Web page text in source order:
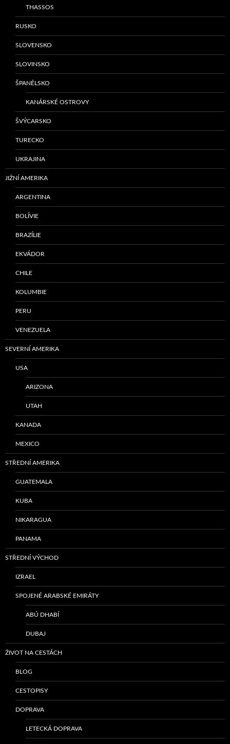
THASSOS
RUSKO
SLOVENSKO
SLOVINSKO
ŠPANĚLSKO
KANÁRSKÉ OSTROVY
ŠVÝCARSKO
TURECKO
UKRAJINA
JIŽNÍ AMERIKA
ARGENTINA
BOLÍVIE
BRAZÍLIE
EKVÁDOR
CHILE
KOLUMBIE
PERU
VENEZUELA
SEVERNÍ AMERIKA
USA
ARIZONA
UTAH
KANADA
MEXICO
STŘEDNÍ AMERIKA
GUATEMALA
KUBA
NIKARAGUA
PANAMA
STŘEDNÍ VÝCHOD
IZRAEL
SPOJENÉ ARABSKÉ EMIRÁTY
ABÚ DHABÍ
DUBAJ
ŽIVOT NA CESTÁCH
BLOG
CESTOPISY
DOPRAVA
LETECKÁ DOPRAVA